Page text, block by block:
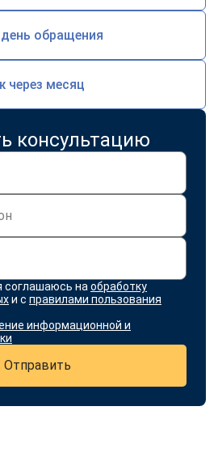
обращения
через месяц
консультацию
соглашаюсь на обработку
и с правилами пользования
информационной и
Отправить